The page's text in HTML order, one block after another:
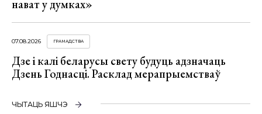
нават у думках»
07.08.2026 ГРАМАДСТВА
Дзе і калі беларусы свету будуць адзначаць
Дзень Годнасці. Расклад мерапрыемстваў
ЧЫТАЦЬ ЯШЧЭ